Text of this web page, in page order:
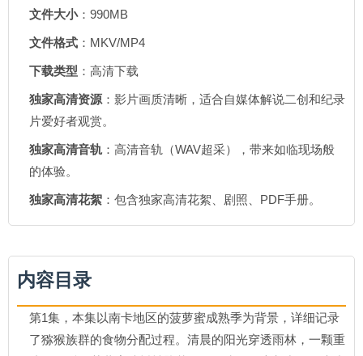
文件大小：990MB
文件格式 ：MKV/MP4
下载类型 ：高清下载
独家高清资源 ：影片画质清晰，适合自媒体解说二创和纪录
片爱好者观赏。
独家高清音轨 ：高清音轨（WAV超采），带来如临现场般
的体验。
独家高清花絮 ：包含独家高清花絮、剧照、PDF手册。
内容目录
第1集，本集以南卡地区的菠萝蜜成熟季为背景，详细记录
了猕猴族群的食物分配过程。清晨的阳光穿透雨林，一颗重